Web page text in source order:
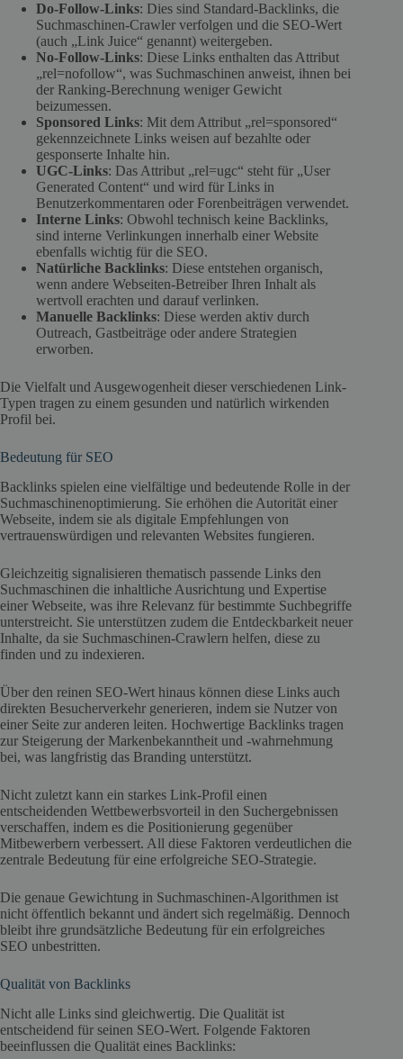
Do-Follow-Links: Dies sind Standard-Backlinks, die
Suchmaschinen-Crawler verfolgen und die SEO-Wert
(auch „Link Juice“ genannt) weitergeben.
No-Follow-Links: Diese Links enthalten das Attribut
„rel=nofollow“, was Suchmaschinen anweist, ihnen bei
der Ranking-Berechnung weniger Gewicht
beizumessen.
Sponsored Links: Mit dem Attribut „rel=sponsored“
gekennzeichnete Links weisen auf bezahlte oder
gesponserte Inhalte hin.
UGC-Links: Das Attribut „rel=ugc“ steht für „User
Generated Content“ und wird für Links in
Benutzerkommentaren oder Forenbeiträgen verwendet.
Interne Links: Obwohl technisch keine Backlinks,
sind interne Verlinkungen innerhalb einer Website
ebenfalls wichtig für die SEO.
Natürliche Backlinks: Diese entstehen organisch,
wenn andere Webseiten-Betreiber Ihren Inhalt als
wertvoll erachten und darauf verlinken.
Manuelle Backlinks: Diese werden aktiv durch
Outreach, Gastbeiträge oder andere Strategien
erworben.
Die Vielfalt und Ausgewogenheit dieser verschiedenen Link-
Typen tragen zu einem gesunden und natürlich wirkenden
Profil bei.
Bedeutung für SEO
Backlinks spielen eine vielfältige und bedeutende Rolle in der
Suchmaschinenoptimierung. Sie erhöhen die Autorität einer
Webseite, indem sie als digitale Empfehlungen von
vertrauenswürdigen und relevanten Websites fungieren.
Gleichzeitig signalisieren thematisch passende Links den
Suchmaschinen die inhaltliche Ausrichtung und Expertise
einer Webseite, was ihre Relevanz für bestimmte Suchbegriffe
unterstreicht. Sie unterstützen zudem die Entdeckbarkeit neuer
Inhalte, da sie Suchmaschinen-Crawlern helfen, diese zu
finden und zu indexieren.
Über den reinen SEO-Wert hinaus können diese Links auch
direkten Besucherverkehr generieren, indem sie Nutzer von
einer Seite zur anderen leiten. Hochwertige Backlinks tragen
zur Steigerung der Markenbekanntheit und -wahrnehmung
bei, was langfristig das Branding unterstützt.
Nicht zuletzt kann ein starkes Link-Profil einen
entscheidenden Wettbewerbsvorteil in den Suchergebnissen
verschaffen, indem es die Positionierung gegenüber
Mitbewerbern verbessert. All diese Faktoren verdeutlichen die
zentrale Bedeutung für eine erfolgreiche SEO-Strategie.
Die genaue Gewichtung in Suchmaschinen-Algorithmen ist
nicht öffentlich bekannt und ändert sich regelmäßig. Dennoch
bleibt ihre grundsätzliche Bedeutung für ein erfolgreiches
SEO unbestritten.
Qualität von Backlinks
Nicht alle Links sind gleichwertig. Die Qualität ist
entscheidend für seinen SEO-Wert. Folgende Faktoren
beeinflussen die Qualität eines Backlinks: